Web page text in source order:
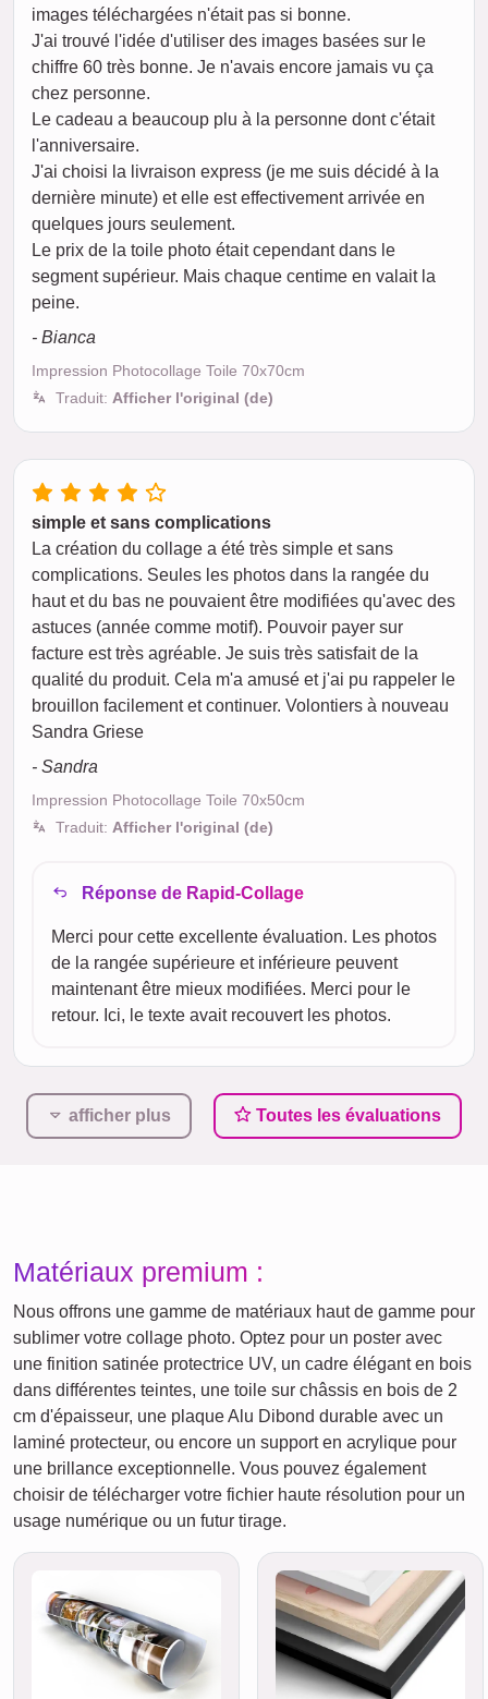
images téléchargées n'était pas si bonne.
J'ai trouvé l'idée d'utiliser des images basées sur le
chiffre 60 très bonne. Je n'avais encore jamais vu ça
chez personne.
Le cadeau a beaucoup plu à la personne dont c'était
l'anniversaire.
J'ai choisi la livraison express (je me suis décidé à la
dernière minute) et elle est effectivement arrivée en
quelques jours seulement.
Le prix de la toile photo était cependant dans le
segment supérieur. Mais chaque centime en valait la
peine.
- Bianca
Impression Photocollage Toile 70x70cm
Traduit: Afficher l'original (de)
simple et sans complications
La création du collage a été très simple et sans
complications. Seules les photos dans la rangée du
haut et du bas ne pouvaient être modifiées qu'avec des
astuces (année comme motif). Pouvoir payer sur
facture est très agréable. Je suis très satisfait de la
qualité du produit. Cela m'a amusé et j'ai pu rappeler le
brouillon facilement et continuer. Volontiers à nouveau
Sandra Griese
- Sandra
Impression Photocollage Toile 70x50cm
Traduit: Afficher l'original (de)
Réponse de Rapid-Collage
Merci pour cette excellente évaluation. Les photos
de la rangée supérieure et inférieure peuvent
maintenant être mieux modifiées. Merci pour le
retour. Ici, le texte avait recouvert les photos.
afficher plus Toutes les évaluations
Matériaux premium :
Nous offrons une gamme de matériaux haut de gamme pour
sublimer votre collage photo. Optez pour un poster avec
une finition satinée protectrice UV, un cadre élégant en bois
dans différentes teintes, une toile sur châssis en bois de 2
cm d'épaisseur, une plaque Alu Dibond durable avec un
laminé protecteur, ou encore un support en acrylique pour
une brillance exceptionnelle. Vous pouvez également
choisir de télécharger votre fichier haute résolution pour un
usage numérique ou un futur tirage.